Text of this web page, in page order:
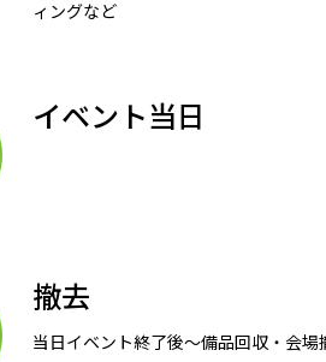
ィングなど
イベント当日
撤去
当日イベント終了後～備品回収・会場